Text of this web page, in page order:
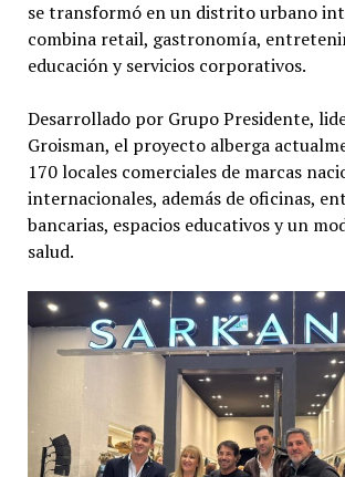
se transformó en un distrito urbano
combina retail, gastronomía,
educación y servicios corporativos.
Desarrollado por Grupo Presidente,
Groisman, el proyecto alberga
170 locales comerciales de marcas
internacionales, además de oficinas,
bancarias, espacios educativos y un
salud.